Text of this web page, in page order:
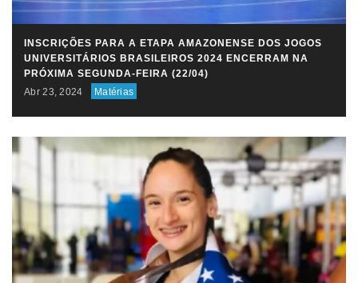
INSCRIÇÕES PARA A ETAPA AMAZONENSE DOS JOGOS
UNIVERSITÁRIOS BRASILEIROS 2024 ENCERRAM NA
PRÓXIMA SEGUNDA-FEIRA (22/04)
Abr 23, 2024
Matérias